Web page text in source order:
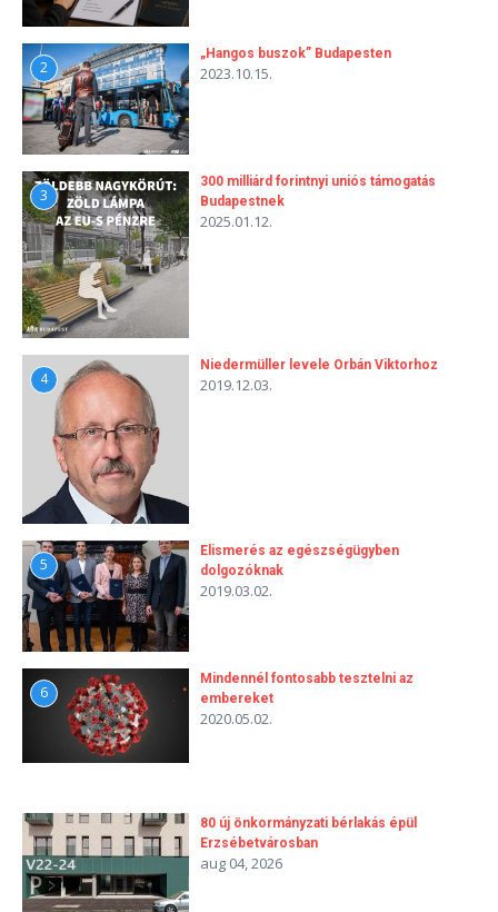
2
„Hangos buszok” Budapesten
2023.10.15.
3
300 milliárd forintnyi uniós támogatás
Budapestnek
2025.01.12.
4
Niedermüller levele Orbán Viktorhoz
2019.12.03.
5
Elismerés az egészségügyben
dolgozóknak
2019.03.02.
6
Mindennél fontosabb tesztelni az
embereket
2020.05.02.
80 új önkormányzati bérlakás épül
Erzsébetvárosban
aug 04, 2026